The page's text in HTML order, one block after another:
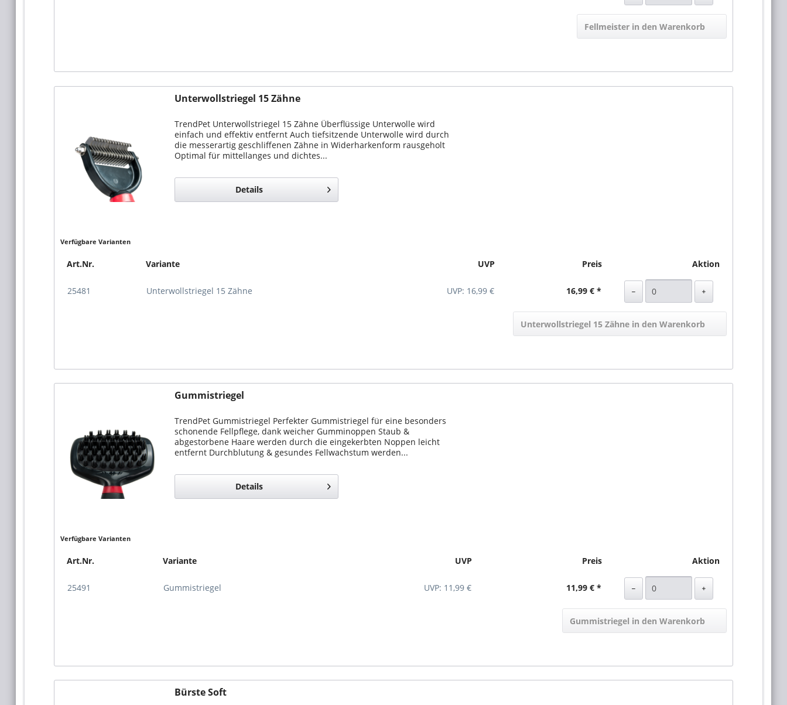
Fellmeister in den Warenkorb
Unterwollstriegel 15 Zähne
TrendPet Unterwollstriegel 15 Zähne Überflüssige Unterwolle wird
einfach und effektiv entfernt Auch tiefsitzende Unterwolle wird durch
die messerartig geschliffenen Zähne in Widerharkenform rausgeholt
Optimal für mittellanges und dichtes...
Details
Verfügbare Varianten
Art.Nr. Variante UVP Preis Aktion
25481 Unterwollstriegel 15 Zähne UVP: 16,99 € 16,99 € *
Unterwollstriegel 15 Zähne in den Warenkorb
Gummistriegel
TrendPet Gummistriegel Perfekter Gummistriegel für eine besonders
schonende Fellpflege, dank weicher Gumminoppen Staub &
abgestorbene Haare werden durch die eingekerbten Noppen leicht
entfernt Durchblutung & gesundes Fellwachstum werden...
Details
Verfügbare Varianten
Art.Nr. Variante UVP Preis Aktion
25491 Gummistriegel UVP: 11,99 € 11,99 € *
Gummistriegel in den Warenkorb
Bürste Soft